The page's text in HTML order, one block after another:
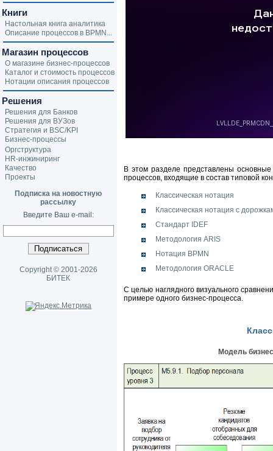
В этом разделе представлены
процессов, входящие в состав типовой
Классическая нотация
Классическая нотация с
Стандарт IDEF
Методология ARIS
Нотация BPMN
Методология ORACLE
С целью наглядного визуального
примере одного бизнес-процесса.
Модель
Книги
Настольная книга аналитика
Описание процессов в BPMN...
Магазин процессов
О магазине бизнес-процессов
Каталог и стоимость процессов
Нотации описания процессов
Решения
Решения для Банков
Решения для ВУЗов
Стратегия и BSC/KPI
Бизнес-процессы
Оргструктура
HR-инжиниринг
Качество
Проекты
Подписка на новостную
рассылку
Введите Ваш e-mail:
Copyright © 2001-2026
БИТЕК